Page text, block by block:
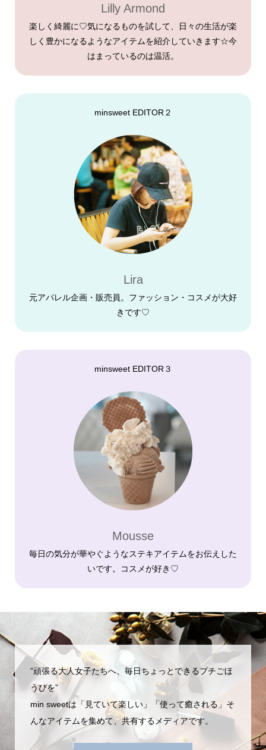
Lilly Armond
楽しく綺麗に♡気になるものを試して、日々の生活が楽
しく豊かになるようなアイテムを紹介していきます☆今
はまっているのは温活。
minsweet EDITOR２
Lira
元アパレル企画・販売員。ファッション・コスメが大好
きです♡
minsweet EDITOR３
Mousse
毎日の気分が華やぐようなステキアイテムをお伝えした
いです。コスメが好き♡
”頑張る大人女子たちへ、毎日ちょっとできるプチごほ
うびを”
min sweetは「見ていて楽しい」「使って癒される」そ
んなアイテムを集めて、共有するメディアです。